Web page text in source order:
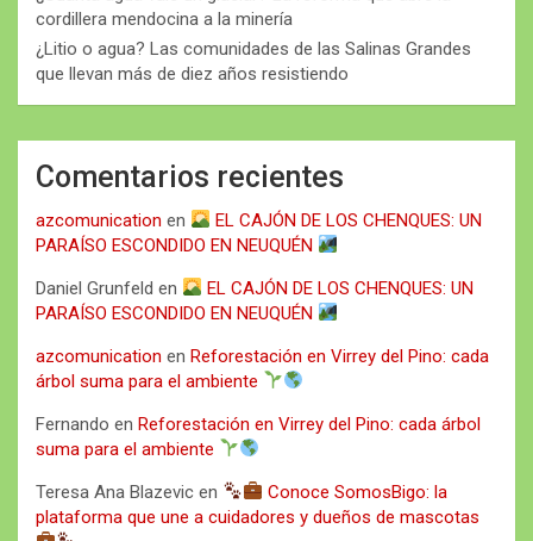
cordillera mendocina a la minería
¿Litio o agua? Las comunidades de las Salinas Grandes
que llevan más de diez años resistiendo
Comentarios recientes
azcomunication en
EL CAJÓN DE LOS CHENQUES: UN
PARAÍSO ESCONDIDO EN NEUQUÉN
Daniel Grunfeld en
EL CAJÓN DE LOS CHENQUES: UN
PARAÍSO ESCONDIDO EN NEUQUÉN
azcomunication en Reforestación en Virrey del Pino: cada
árbol suma para el ambiente
Fernando en Reforestación en Virrey del Pino: cada árbol
suma para el ambiente
Teresa Ana Blazevic en
Conoce SomosBigo: la
plataforma que une a cuidadores y dueños de mascotas